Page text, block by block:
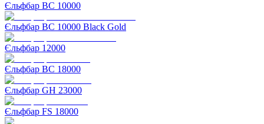
Єльфбар BC 10000
Єльфбар BC 10000 Black Gold
Єльфбар 12000
Єльфбар BC 18000
Єльфбар GH 23000
Єльфбар FS 18000